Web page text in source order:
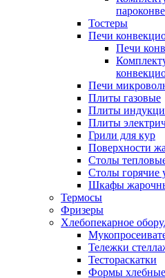
Тостеры
Печи
Печи
Печи
Плиты газовые
Плиты
Плиты
Грили для кур
Поверхности
Столы
Столы горячие
Шкафы
Термосы
Фризеры
Хлебопекарное
Тележки
Тестораскатки
Формы хлебные